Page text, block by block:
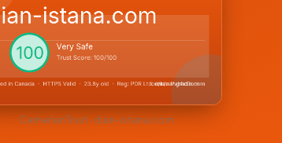
CemerlanTrust · dian-istana.com